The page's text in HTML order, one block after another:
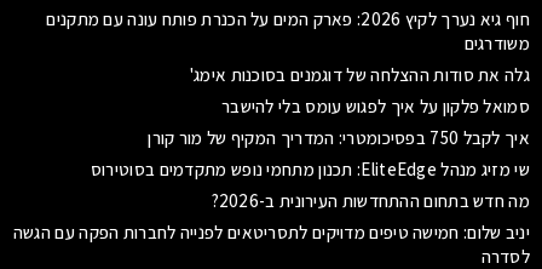
חוף גיא נערך לקיץ 2026: פארק המים על הכנרת פותח עונה עם מתקנים
משודרגים
גלה את סודות ההצלחה של דוגמנים בסוכנות אימג'
סמואל פלקון על איך לפגוש עומס בלי להישבר
איך לקבל 750 בפסיכומטרי: המדריך המקיף של מור קורן
שי מזיג מנהל EliteEdge: תכנון מתחמי נופש מתקדמים בסוטירוס
מה חדש בתחום ההתחדשות העירונית ב-2026?
יניב שלום: חמישה טיפים מדויקים לתסריטאים לפנייה לחברות הפקה עם הגשה
לסדרה